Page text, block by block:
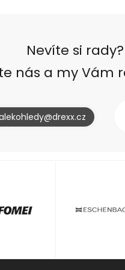
Nevíte si rady?
nás a my Vám